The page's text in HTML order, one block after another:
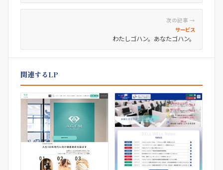
次の記事 →
サービス
わたしゴハン。あなたゴハン。
関連するLP